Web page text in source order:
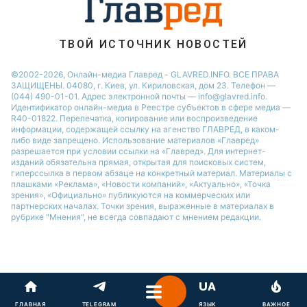
ТВОЙ ИСТОЧНИК НОВОСТЕЙ
©2002-2026, Онлайн-медиа Главред - GLAVRED.INFO. ВСЕ ПРАВА
ЗАЩИЩЕНЫ. 04080, г. Киев, ул. Кириловская, дом 23. Телефон —
(044) 490-01-01. Адрес электронной почты — info@glavred.info.
Идентификатор онлайн-медиа в Реестре cубъектов в сфере медиа —
R40-01822. Перепечатка, копирование или воспроизведение
информации, содержащей ссылку на агенство ГЛАВРЕД, в каком-
либо виде запрещено. Использование материалов «Главред»
разрешается при условии ссылки на «Главред». Для интернет-
изданий обязательна прямая, открытая для поисковых систем,
гиперссылка в первом абзаце на конкретный материал. Материалы с
плашками «Реклама», «Новости компаний», «Актуально», «Точка
зрения», «Официально» публикуются на коммерческих или
партнерских началах. Точки зрения, выраженные в материалах в
рубрике "Мнения", не всегда совпадают с мнением редакции.
ГЛАВНАЯ TELEGRAM ЯЗЫК ВАЖНОЕ